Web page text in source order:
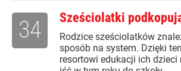
Sześciolatki
Rodzice sześciolatków
sposób na system. Dzięki
resortowi edukacji ich dzieci
34